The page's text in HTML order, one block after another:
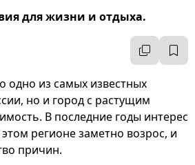
для жизни и отдыха.
одно из самых известных
но и город с растущим
В последние годы интерес
регионе заметно возрос, и
причин.